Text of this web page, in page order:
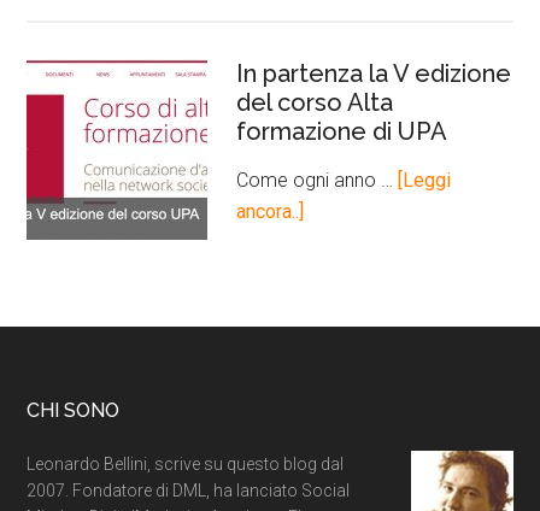
In partenza la V edizione
del corso Alta
formazione di UPA
Come ogni anno … [Leggi
ancora..]
CHI SONO
Leonardo Bellini, scrive su questo blog dal
2007. Fondatore di DML, ha lanciato Social